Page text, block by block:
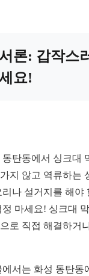
론: 갑작스
요!
동탄동에서 싱크대
지 않고 역류하는
리나 설거지를 해야
정 마세요! 싱크대
로 직접 해결하거
에서는 화성 동탄동